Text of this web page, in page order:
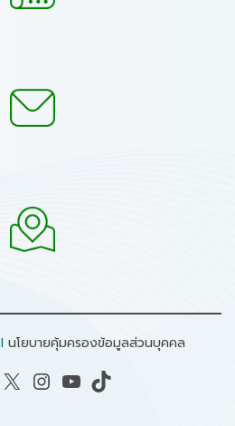
I นโยบายคุ้มครองข้อมูลส่วนบุคคล
X Instagram YouTube TikTok